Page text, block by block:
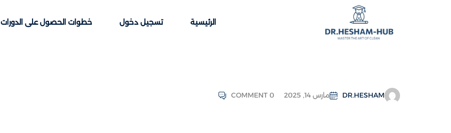
الرئيسية تسجيل دخول خطوات الحصول على الدورات
DR.HESHAM مارس 14, 2025 COMMENT 0